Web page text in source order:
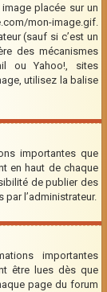
placée sur un
mon-image.gif.
(sauf si c’est un
des mécanismes
ou Yahoo!, sites
utilisez la balise
importantes que
en haut de chaque
de publier des
l’administrateur.
importantes
être lues dès que
page du forum